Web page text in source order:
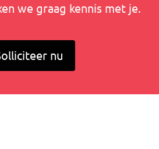
we graag kennis met je.
nu